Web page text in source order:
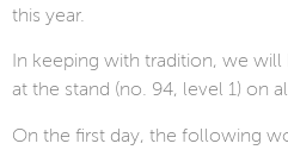
this year.
In keeping with tradition, we
at the stand (no. 94, level 1) on
On the first day, the following